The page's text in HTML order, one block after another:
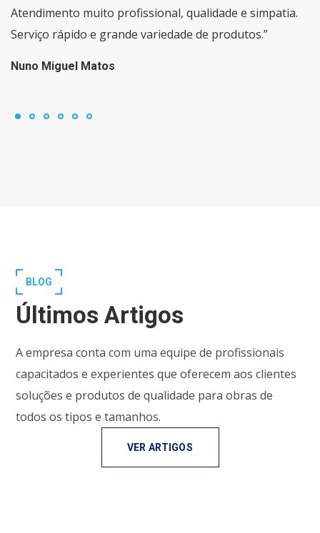
Atendimento muito profissional, qualidade e simpatia.
Serviço rápido e grande variedade de produtos.”
Nuno Miguel Matos
BLOG
Últimos Artigos
A empresa conta com uma equipe de profissionais
capacitados e experientes que oferecem aos clientes
soluções e produtos de qualidade para obras de
todos os tipos e tamanhos.
VER ARTIGOS